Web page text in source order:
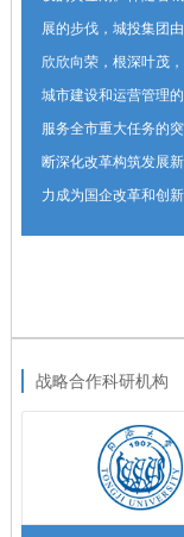
展的步伐，城投集团由
欣欣向荣，根深叶茂
城市建设和运营管理
服务全市重大任务的
断深化改革构筑发展
力成为国企改革和创
战略合作科研机构